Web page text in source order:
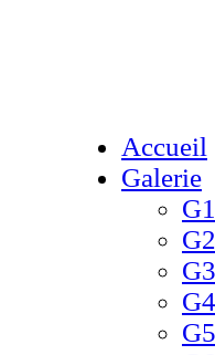
Accueil
Galerie